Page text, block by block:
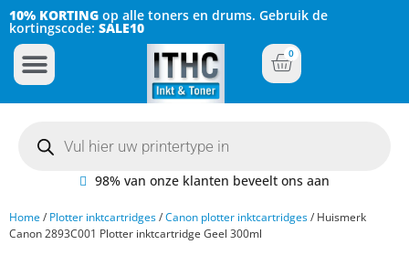
10% KORTING op alle toners en drums. Gebruik de
kortingscode: SALE10
0
98% van onze klanten beveelt ons aan
Home/ Plotter inktcartridges/Canon plotter inktcartridges/ Huismerk
Canon 2893C001 Plotter inktcartridge Geel 300ml